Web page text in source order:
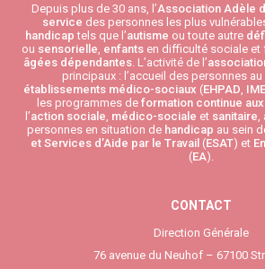
Depuis plus de 30 ans, l’Association Adèle
service des personnes les plus
handicap tels que l’autisme ou toute autre
ou sensorielle enfants en difficulté sociale et
âgées dépendantes . L’activité de l’
principaux : l’accueil des personnes
établissements médico-sociaux (EHPAD IME
les programmes deformation continue
l’action sociale médico-sociale et sanitaire
personnes en situation de handicap au sein
et Services d’Aide par le Travail (ESAT) et
(EA).
CONTACT
Direction Générale
76 avenue du Neuhof – 67100